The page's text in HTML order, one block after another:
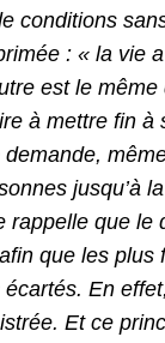
conditions
: « la vie
est le même
à mettre fin à
jusqu’à
que le
que les plus
En
Et ce